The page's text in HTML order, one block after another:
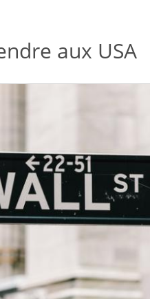
aux USA